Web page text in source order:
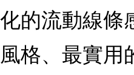
的流動線
格、最實